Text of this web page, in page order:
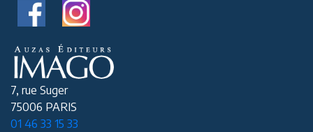
7, rue Suger
75006 PARIS
01 46 33 15 33